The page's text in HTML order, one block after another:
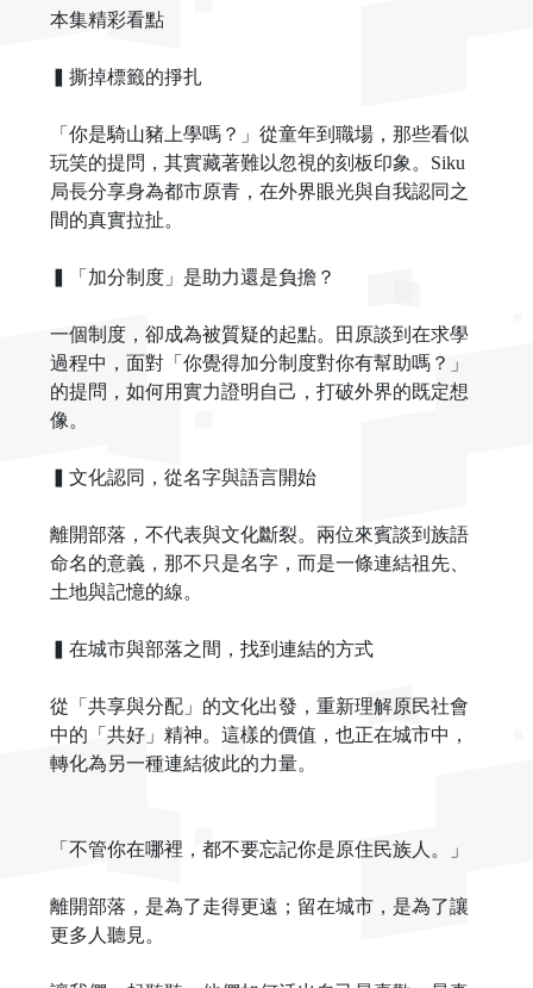
本集精彩看點
▍撕掉標籤的掙扎
「你是騎山豬上學嗎？」從童年到職場，那些看似
玩笑的提問，其實藏著難以忽視的刻板印象。Siku
局長分享身為都市原青，在外界眼光與自我認同之
間的真實拉扯。
▍「加分制度」是助力還是負擔？
一個制度，卻成為被質疑的起點。田原談到在求學
過程中，面對「你覺得加分制度對你有幫助嗎？」
的提問，如何用實力證明自己，打破外界的既定想
像。
▍文化認同，從名字與語言開始
離開部落，不代表與文化斷裂。兩位來賓談到族語
命名的意義，那不只是名字，而是一條連結祖先、
土地與記憶的線。
▍在城市與部落之間，找到連結的方式
從「共享與分配」的文化出發，重新理解原民社會
中的「共好」精神。這樣的價值，也正在城市中，
轉化為另一種連結彼此的力量。
「不管你在哪裡，都不要忘記你是原住民族人。」
離開部落，是為了走得更遠；留在城市，是為了讓
更多人聽見。